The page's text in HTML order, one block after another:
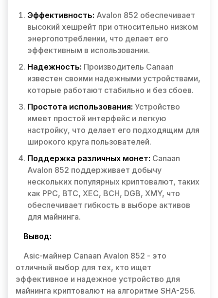
Эффективность: Avalon 852 обеспечивает
высокий хешрейт при относительно низком
энергопотреблении, что делает его
эффективным в использовании.
Надежность: Производитель Canaan
известен своими надежными устройствами,
которые работают стабильно и без сбоев.
Простота использования: Устройство
имеет простой интерфейс и легкую
настройку, что делает его подходящим для
широкого круга пользователей.
Поддержка различных монет: Canaan
Avalon 852 поддерживает добычу
нескольких популярных криптовалют, таких
как PPC, BTC, XEC, BCH, DGB, XMY, что
обеспечивает гибкость в выборе активов
для майнинга.
Вывод:
Asic-майнер Canaan Avalon 852 - это
отличный выбор для тех, кто ищет
эффективное и надежное устройство для
майнинга криптовалют на алгоритме SHA-256.